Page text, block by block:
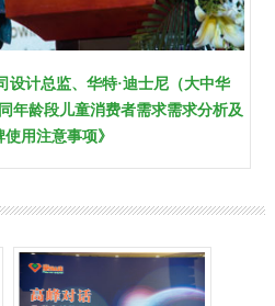
设计总监、华特·迪士尼（大中华
年龄段儿童消费者需求需求分析及
用注意事项》